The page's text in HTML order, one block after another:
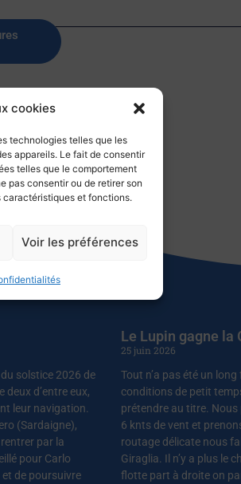
cookies
technologies telles que les
appareils. Le fait de consentir
telles que le comportement
pas consentir ou de retirer son
et fonctions.
Voir les préférences
solstice 2026 de
d’entre eux,
leur navigation.
(Sardaigne),
par la
pour Carlo
de poursuivre
Le Lupin gagne la
25 juin 2026
Tout n’a pas été un
conditions de petit
prétendre au titre.
6 knts de vent et
routage délicate nous
Giraglia. Il n’y a plus le
flotte part à droite on